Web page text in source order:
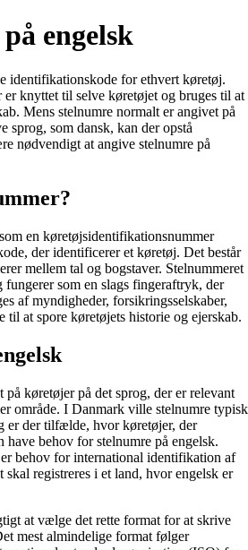
engelsk
identifikationskode for ethvert køretøj.
knyttet til selve køretøjet og bruges til at
Mens stelnumre normalt er angivet på
sprog, som dansk, kan der opstå
nødvendigt at angive stelnumre på
en køretøjsidentifikationsnummer
der identificerer et køretøj. Det består
mellem tal og bogstaver. Stelnummeret
som en slags fingeraftryk, der
af myndigheder, forsikringsselskaber,
til at spore køretøjets historie og ejerskab.
på køretøjer på det sprog, der er relevant
område. I Danmark ville stelnumre typisk
er der tilfælde, hvor køretøjer, der
have behov for stelnumre på engelsk.
behov for international identifikation af
registreres i et land, hvor engelsk er
at vælge det rette format for at skrive
mest almindelige format følger